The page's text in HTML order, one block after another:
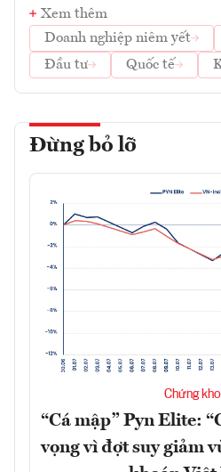
Xem thêm
Doanh nghiệp niêm yết
Đầu tư
Quốc tế
Đừng bỏ lỡ
Chứng
“Cá mập” Pyn Elite:
vọng vì đợt suy giảm